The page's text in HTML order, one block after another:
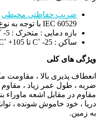
ضریب حفاظتی محیطی
IEC 60529 با توجه به نوع گلند
بازه دمایی : متحرک : C˚ -5 تا C˚ +90
ساکن : C˚ -25 تا C˚ +105
ویژگی های کلی
انعطاف پذیری بالا ، مقاومت
ضربه ، طول عمر زیاد ،
مقاوم در مقابل اشعه ماوراء
دریا ، خود خاموش شونده ،
به زمین.